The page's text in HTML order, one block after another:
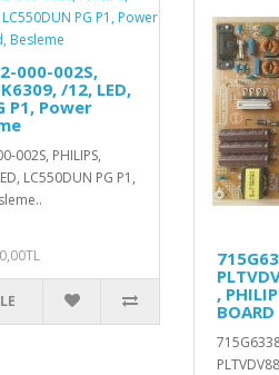
000-002S,
/12, LED,
P1, Power
002S, PHILIPS,
LC550DUN PG P1,
,
BOARD